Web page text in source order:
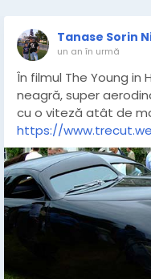
Tanase Sorin
un an în urmă
În filmul The Young in
neagră, super
cu o viteză atât de
https://